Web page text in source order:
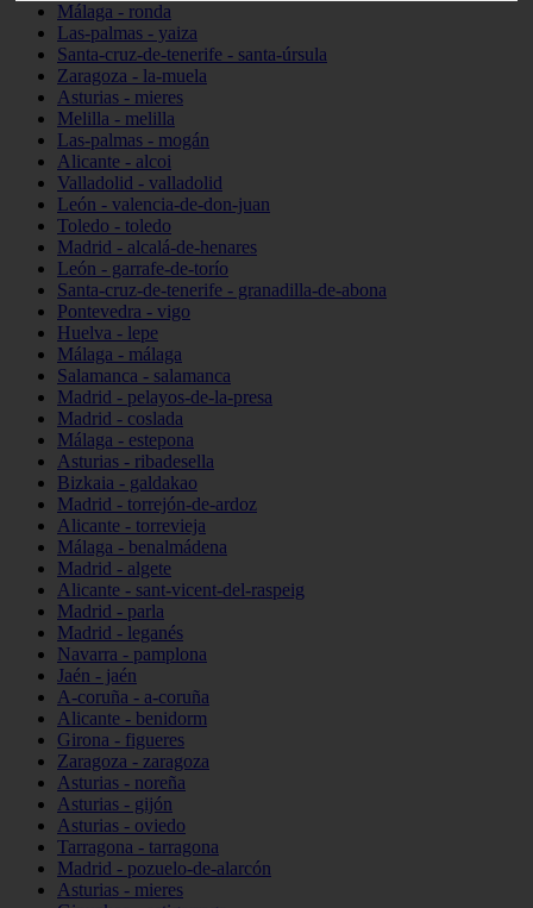
Málaga - ronda
Las-palmas - yaiza
Santa-cruz-de-tenerife - santa-úrsula
Zaragoza - la-muela
Asturias - mieres
Melilla - melilla
Las-palmas - mogán
Alicante - alcoi
Valladolid - valladolid
León - valencia-de-don-juan
Toledo - toledo
Madrid - alcalá-de-henares
León - garrafe-de-torío
Santa-cruz-de-tenerife - granadilla-de-abona
Pontevedra - vigo
Huelva - lepe
Málaga - málaga
Salamanca - salamanca
Madrid - pelayos-de-la-presa
Madrid - coslada
Málaga - estepona
Asturias - ribadesella
Bizkaia - galdakao
Madrid - torrejón-de-ardoz
Alicante - torrevieja
Málaga - benalmádena
Madrid - algete
Alicante - sant-vicent-del-raspeig
Madrid - parla
Madrid - leganés
Navarra - pamplona
Jaén - jaén
A-coruña - a-coruña
Alicante - benidorm
Girona - figueres
Zaragoza - zaragoza
Asturias - noreña
Asturias - gijón
Asturias - oviedo
Tarragona - tarragona
Madrid - pozuelo-de-alarcón
Asturias - mieres